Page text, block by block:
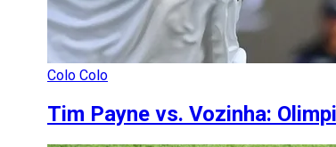
Colo Colo
Tim Payne vs. Vozinha: